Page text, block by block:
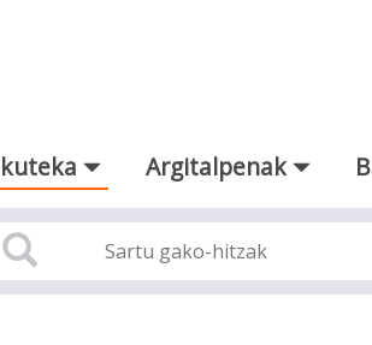
Argitalpenak